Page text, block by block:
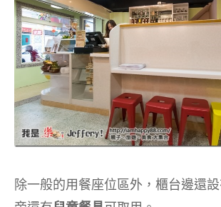
除一般的用餐座位區外，櫃台邊還